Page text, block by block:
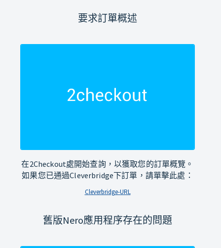
要求訂單概述
在2Checkout處開始查詢，以獲取您的訂單概覽。
如果您已通過Cleverbridge下訂單，請單擊此處：
Cleverbridge-URL
舊版Nero應用程序存在的問題